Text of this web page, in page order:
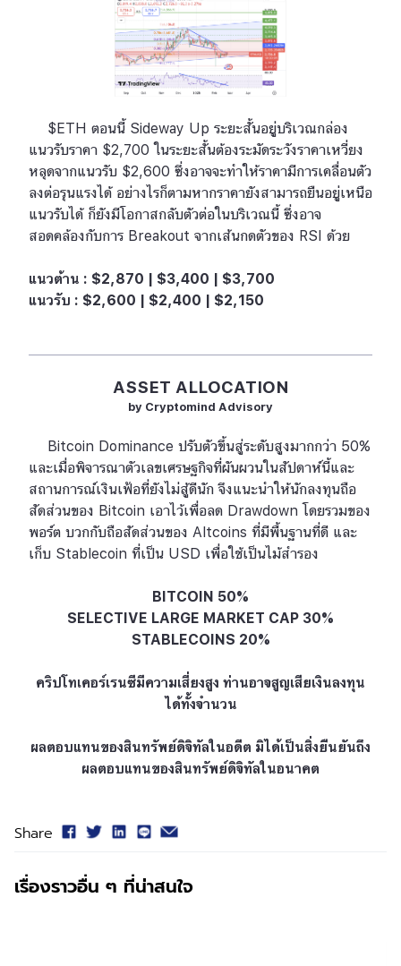
$ETH ตอนนี้ Sideway Up ระยะสั้นอยู่บริเวณกล่อง
แนวรับราคา $2,700 ในระยะสั้นต้องระมัดระวังราคาเหวี่ยง
หลุดจากแนวรับ $2,600 ซึ่งอาจจะทำให้ราคามีการเคลื่อนตัว
ลงต่อรุนแรงได้ อย่างไรก็ตามหากราคายังสามารถยืนอยู่เหนือ
แนวรับได้ ก็ยังมีโอกาสกลับตัวต่อในบริเวณนี้ ซึ่งอาจ
สอดคล้องกับการ Breakout จากเส้นกดตัวของ RSI ด้วย
แนวต้าน : $2,870 | $3,400 | $3,700
แนวรับ : $2,600 | $2,400 | $2,150
ASSET ALLOCATION
by Cryptomind Advisory
Bitcoin Dominance ปรับตัวขึ้นสู่ระดับสูงมากกว่า 50%
และเมื่อพิจารณาตัวเลขเศรษฐกิจที่ผันผวนในสัปดาห์นี้และ
สถานการณ์เงินเฟ้อที่ยังไม่สู้ดีนัก จึงแนะนำให้นักลงทุนถือ
สัดส่วนของ Bitcoin เอาไว้เพื่อลด Drawdown โดยรวมของ
พอร์ต บวกกับถือสัดส่วนของ Altcoins ที่มีพื้นฐานที่ดี และ
เก็บ Stablecoin ที่เป็น USD เพื่อใช้เป็นไม้สำรอง
BITCOIN 50%
SELECTIVE LARGE MARKET CAP 30%
STABLECOINS 20%
คริปโทเคอร์เรนซีมีความเสี่ยงสูง ท่านอาจสูญเสียเงินลงทุน
ได้ทั้งจำนวน
ผลตอบแทนของสินทรัพย์ดิจิทัลในอดีต มิได้เป็นสิ่งยืนยันถึง
ผลตอบแทนของสินทรัพย์ดิจิทัลในอนาคต
Share
เรื่องราวอื่น ๆ ที่น่าสนใจ